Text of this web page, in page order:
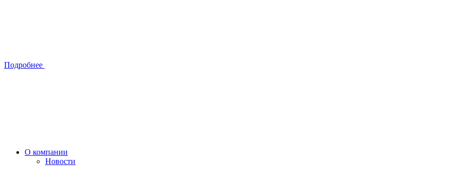
Подробнее
О компании
Новости